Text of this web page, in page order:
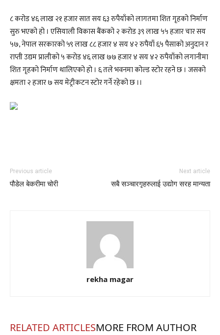
८ करोड ४६ लाख २१ हजार सात सय ६३ रुपैयाँको लागतमा शित गृहको निर्माण
सुरु भएको हो । एसियाली विकास बैंकको २ करोड ३९ लाख ५५ हजार चार सय
५७, नेपाल सरकारको ५९ लाख ८८ हजार ४ सय ४२ रुपैयाँ ६५ पैसाको अनुदान र
राप्ती उद्यम प्रालीको ५ करोड ४६ लाख ७७ हजार ४ सय ४२ रुपैयाँको लगानीमा
शित गृहको निर्माण थालिएको हो । ६ तले भवनमा कोल्ड स्टोर रहने छ । जसको
क्षमता २ हजार ७ सय मेट्रीकटन स्टोर गर्ने रहेको छ ।।
Previous article
पौडेल बेकरीमा चोरी
Next article
सबै सञ्चारगृहरुलाई उद्योग सरह मान्यता
rekha magar
RELATED ARTICLESMORE FROM AUTHOR